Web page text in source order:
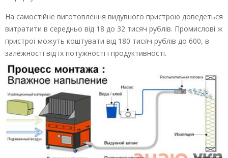
На самостійне виготовлення видувного пристрою доведеться
витратити в середньо від 18 до 32 тисяч рублів. Промислові ж
пристрої можуть коштувати від 180 тисяч рублів до 600, в
залежності від їх потужності і продуктивності.